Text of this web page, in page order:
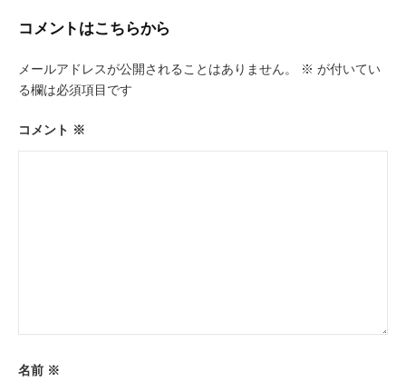
ゲ
シ
ョ
ン
コメントはこちらから
メールアドレスが公開されることはありません。 ※ が付いてい
る欄は必須項目です
コメント ※
名前 ※